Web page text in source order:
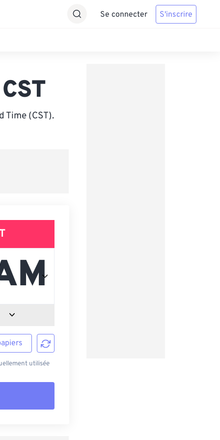
Se connecter S'inscrire
Time (CST).
utilisée